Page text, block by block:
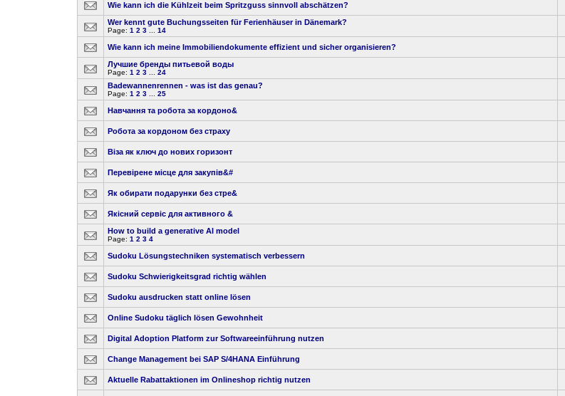
Wie kann ich die Kühlzeit beim Spritzguss sinnvoll abschätzen?
Wer kennt gute Buchungsseiten für Ferienhäuser in Dänemark?
Page: 1 2 3 14
Wie kann ich meine Immobiliendokumente effizient und sicher organisieren?
Лучшие бренды питьевой воды
Page: 1 2 3 24
Badewannenrennen - was ist das genau?
Page: 1 2 3 25
Навчання та робота за кордоно&
Робота за кордоном без страху
Віза як ключ до нових горизонт
Перевірене місце для закупів&#
Як обирати подарунки без стре&
Якісний сервіс для активного &
How to build a generative AI model
Page: 1 2 3 4
Sudoku Lösungstechniken systematisch verbessern
Sudoku Schwierigkeitsgrad richtig wählen
Sudoku ausdrucken statt online lösen
Online Sudoku täglich lösen Gewohnheit
Digital Adoption Platform zur Softwareeinführung nutzen
Change Management bei SAP S/4HANA Einführung
Aktuelle Rabattaktionen im Onlineshop richtig nutzen